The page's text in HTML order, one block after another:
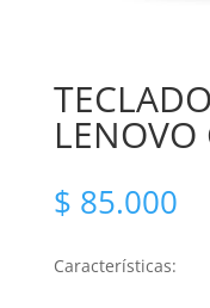
$ 85.000
Características: